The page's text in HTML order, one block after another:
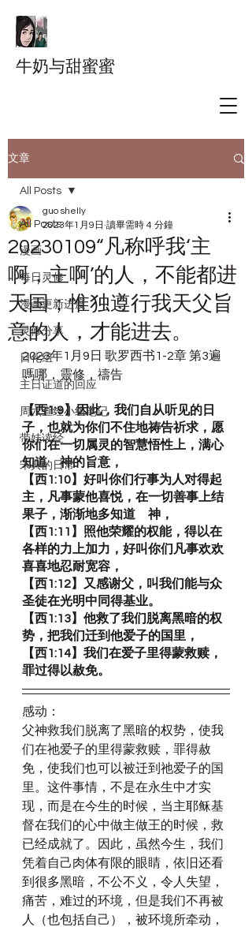
牛奶与甜蜜蜜
文章
All Posts
漫画
每日灵修
漫画更新进度
灵修分享
日化组
主日证道的回应
周六查经小组笔记
带娃读经
宋典的日常
All Posts
20230109“凡称呼我‘主
啊，主啊’的人，不能都进
天国；惟独遵行我天父旨
意的人，才能进去。
guo shelly
2023年1月9日 讀畢需時 4 分鐘
2023年1月9日 歌罗西书1-2章 第3遍
嗎哪，靈修，禱告
【西1:9】因此，我们自从听见的日
子，也就为你们不住地祷告祈求，愿
你们在一切属灵的智慧悟性上，满心
知道　神的旨意，
【西1:10】好叫你们行事为人对得起
主，凡事蒙他喜悦，在一切善事上结
果子，渐渐地多知道　神，
【西1:11】照他荣耀的权能，得以在
各样的力上加力，好叫你们凡事欢欢
喜喜地忍耐宽容，
【西1:12】又感谢父，叫我们能与众
圣徒在光明中同得基业。
【西1:13】他救了我们脱离黑暗的权
势，把我们迁到他爱子的国里，
【西1:14】我们在爱子里得蒙救赎，
罪过得以赦免。
感动：
父神救我们脱离了黑暗的权势，使我
们在祂爱子的里得蒙救赎，罪得赦
免，使我们也可以被迁到祂爱子的国
里。这件事情，不是在永生中才实
现，而是在今生的时候，当主耶稣基
督在我们的心中做主做王的时候，救
已经成就了。因此，虽然今生，我们
凭着自己肉体有限的眼睛，依旧还看
到很多黑暗，不公不义，令人失望，
痛苦，难过的环境，但是我们不再被
人（也包括自己），被环境所牵动，